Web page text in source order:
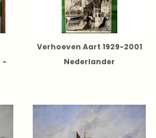
-
Verhoeven Aart 1929-2001
Nederlander